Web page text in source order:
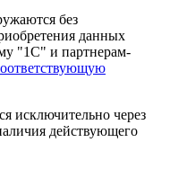
без
данных
"1С" и партнерам-
исключительно через
действующего